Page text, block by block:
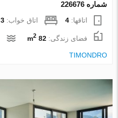
شماره 226676
اتاقها:4 اتاق خواب:3
فضای زندگی:82 m
2
TIMONDRO